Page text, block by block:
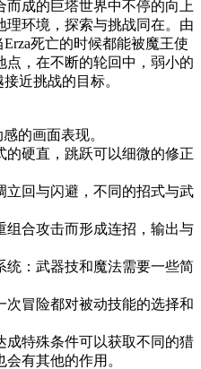
成的巨塔世界中不停的向上
环境，探索与挑战同在。由
死亡的时候都能被魔王使
点，在不断的轮回中，弱小的
近挑战的目标。
的画面表现。
硬直，跳跃可以细微的修正
立回与闪避，不同的招式与武
组合攻击而形成连招，输出与
统：武器技和魔法需要一些简
冒险都对被动技能的选择和
成特殊条件可以获取不同的猎
有其他的作用。